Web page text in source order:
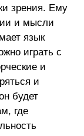
зрения. Ему
и мысли
язык
играть с
и
и
будет
где